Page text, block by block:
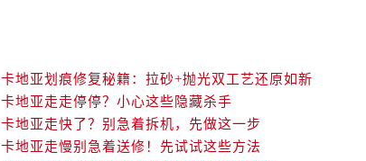
卡地亚划痕修复秘籍：拉砂+抛光双工艺还原如新
卡地亚走走停停？小心这些隐藏杀手
卡地亚走快了？别急着拆机，先做这一步
卡地亚走慢别急着送修！先试试这些方法